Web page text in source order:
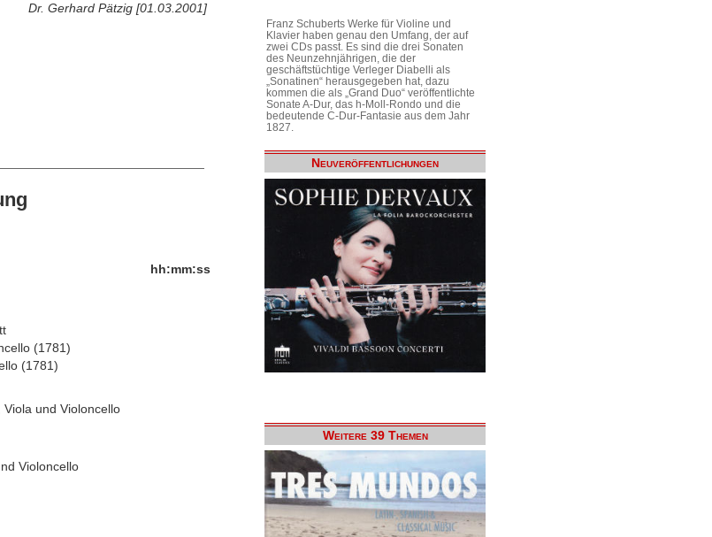
Dr. Gerhard Pätzig [01.03.2001]
hh:mm:ss
(1781)
(1781)
und Violoncello
Violoncello
Franz Schuberts Werke für Violine und
Klavier haben genau den Umfang, der auf
zwei CDs passt. Es sind die drei Sonaten
des Neunzehnjährigen, die der
geschäftstüchtige Verleger Diabelli als
„Sonatinen“ herausgegeben hat, dazu
kommen die als „Grand Duo“ veröffentlichte
Sonate A-Dur, das h-Moll-Rondo und die
bedeutende C-Dur-Fantasie aus dem Jahr
1827.
Neuveröffentlichungen
Weitere 39 Themen